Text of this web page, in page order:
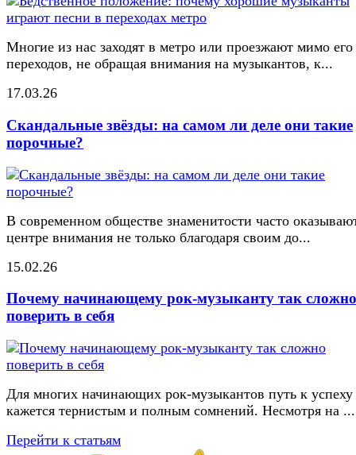
Многие из нас заходят в метро или проезжают мимо его
переходов, не обращая внимания на музыкантов, к...
17.03.26
Скандальные звёзды: на самом ли деле они такие
порочные?
В современном обществе знаменитости часто
центре внимания не только благодаря своим до...
15.02.26
Почему начинающему рок-музыканту так сложно
поверить в себя
Для многих начинающих рок-музыкантов путь к успеху
кажется тернистым и полным сомнений. Несмотря на ...
Перейти к статьям